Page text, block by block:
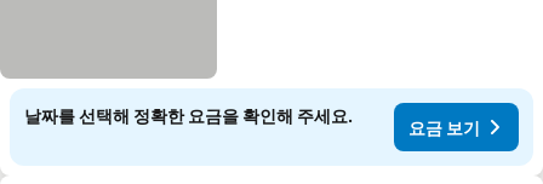
날짜를 선택해 정확한 요금을 확인해 주세요.
요금 보기